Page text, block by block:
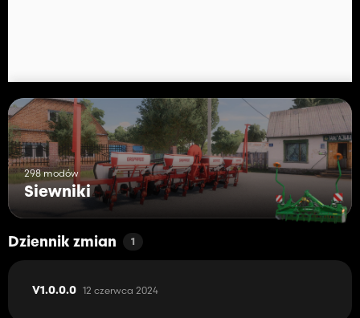
298 modów
Siewniki
Dziennik zmian 1
V1.0.0.0 12 czerwca 2024